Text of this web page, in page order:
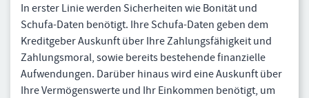
In erster Linie werden Sicherheiten wie Bonität und
Schufa-Daten benötigt. Ihre Schufa-Daten geben dem
Kreditgeber Auskunft über Ihre Zahlungsfähigkeit und
Zahlungsmoral, sowie bereits bestehende finanzielle
Aufwendungen. Darüber hinaus wird eine Auskunft über
Ihre Vermögenswerte und Ihr Einkommen benötigt, um